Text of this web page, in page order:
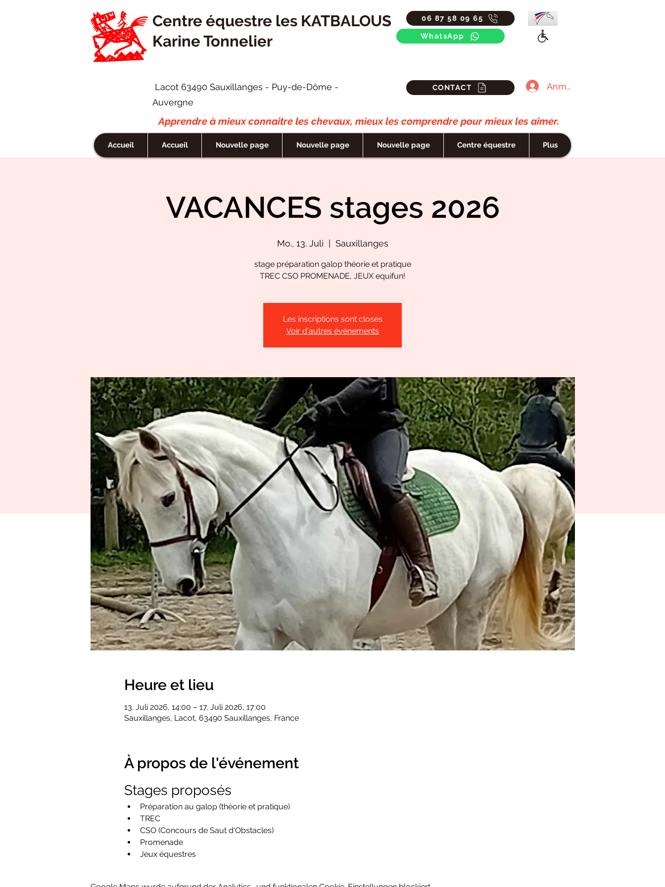
Centre équestre les KATBALOUS
Karine Tonnelier
06 87 58 09 65
WhatsApp
Lacot 63490 Sauxillanges - Puy-de-Dôme -
Auvergne
CONTACT Anmelden
Apprendre à mieux connaitre les chevaux, mieux les comprendre pour mieux les aimer.
Accueil Accueil Nouvelle page Nouvelle page Nouvelle page Centre équestre Plus
VACANCES stages 2026
Mo., 13. Juli Sauxillanges
stage préparation galop théorie et pratique
TREC CSO PROMENADE, JEUX equifun!
Les inscriptions sont closes
Voir d'autres événements
Heure et lieu
13. Juli 2026, 14:00 – 17. Juli 2026, 17:00
Sauxillanges, Lacot, 63490 Sauxillanges, France
À propos de l'événement
Stages proposés
Préparation au galop (théorie et pratique)
TREC
CSO (Concours de Saut d'Obstacles)
Promenade
Jeux équestres